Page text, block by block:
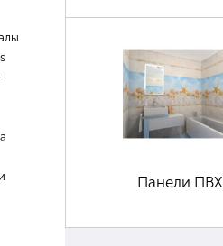
Панели ПВХ